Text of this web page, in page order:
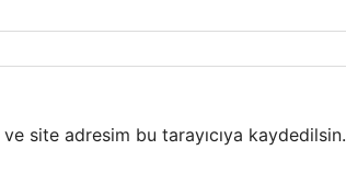
site adresim bu tarayıcıya kaydedilsin.